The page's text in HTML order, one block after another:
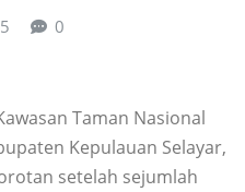
0
Taman Nasional
Kepulauan Selayar,
setelah sejumlah